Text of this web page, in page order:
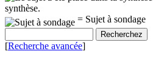
synthèse.
= Sujet à sondage
[Recherche avancée]